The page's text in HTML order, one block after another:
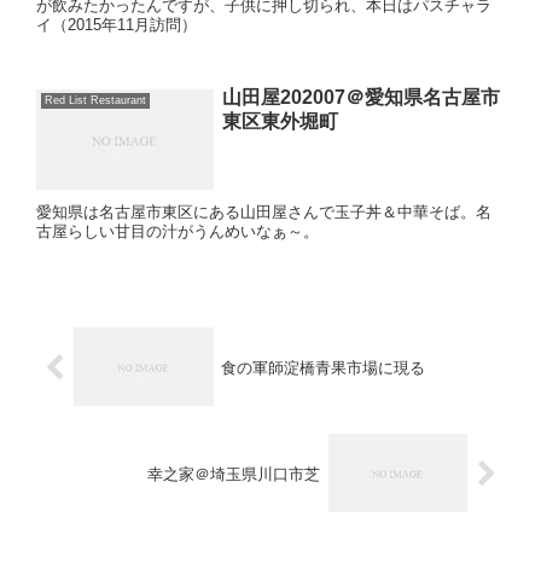
が飲みたかったんですが、子供に押し切られ、本日はパスチャラ
イ（2015年11月訪問）
Red List Restaurant
山田屋202007＠愛知県名古屋市
東区東外堀町
愛知県は名古屋市東区にある山田屋さんで玉子丼＆中華そば。名
古屋らしい甘目の汁がうんめいなぁ～。
食の軍師淀橋青果市場に現る
幸之家＠埼玉県川口市芝